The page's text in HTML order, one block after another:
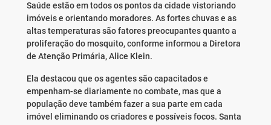
Saúde estão em todos os pontos da cidade vistoriando
imóveis e orientando moradores. As fortes chuvas e as
altas temperaturas são fatores preocupantes quanto a
proliferação do mosquito, conforme informou a Diretora
de Atenção Primária, Alice Klein.
Ela destacou que os agentes são capacitados e
empenham-se diariamente no combate, mas que a
população deve também fazer a sua parte em cada
imóvel eliminando os criadores e possíveis focos. Santa